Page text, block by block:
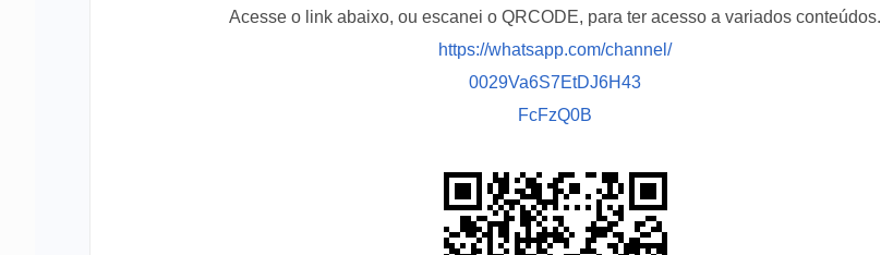
Acesse o link abaixo, ou escanei o QRCODE, para ter acesso a variados conteúdos.
https://whatsapp.com/channel/
0029Va6S7EtDJ6H43
FcFzQ0B